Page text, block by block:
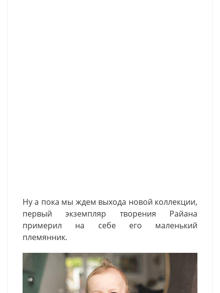
Ну а пока мы ждем выхода новой коллекции,
первый экземпляр творения Райана
примерил на себе его маленький
племянник.